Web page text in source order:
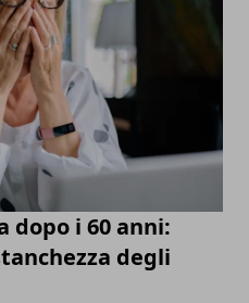
dopo i 60 anni:
degli